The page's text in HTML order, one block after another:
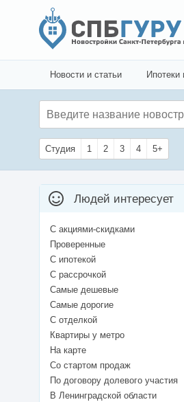
Новости и статьи Ипотеки
Студия 1 2 3 4 5+
Людей интересует
С акциями-скидками
Проверенные
С ипотекой
С рассрочкой
Самые дешевые
Самые дорогие
С отделкой
Квартиры у метро
На карте
Со стартом продаж
По договору долевого участия
В Ленинградской области